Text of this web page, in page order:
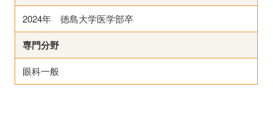
2024年 徳島大学医学部卒
専門分野
眼科一般